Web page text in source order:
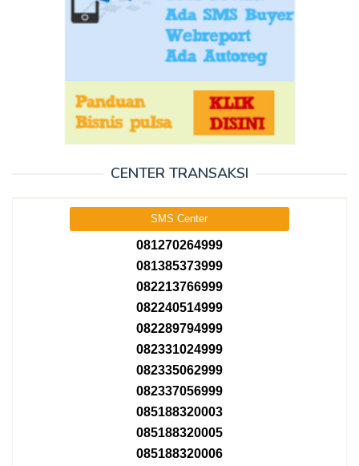
CENTER TRANSAKSI
SMS Center
081270264999
081385373999
082213766999
082240514999
082289794999
082331024999
082335062999
082337056999
085188320003
085188320005
085188320006